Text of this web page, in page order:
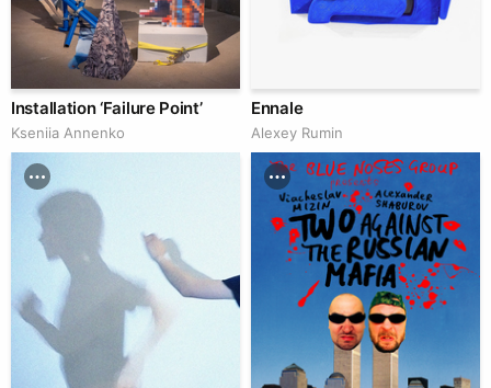
Installation ‘Failure Point’
Kseniia Аnnenko
Ennale
Аlexey Rumin